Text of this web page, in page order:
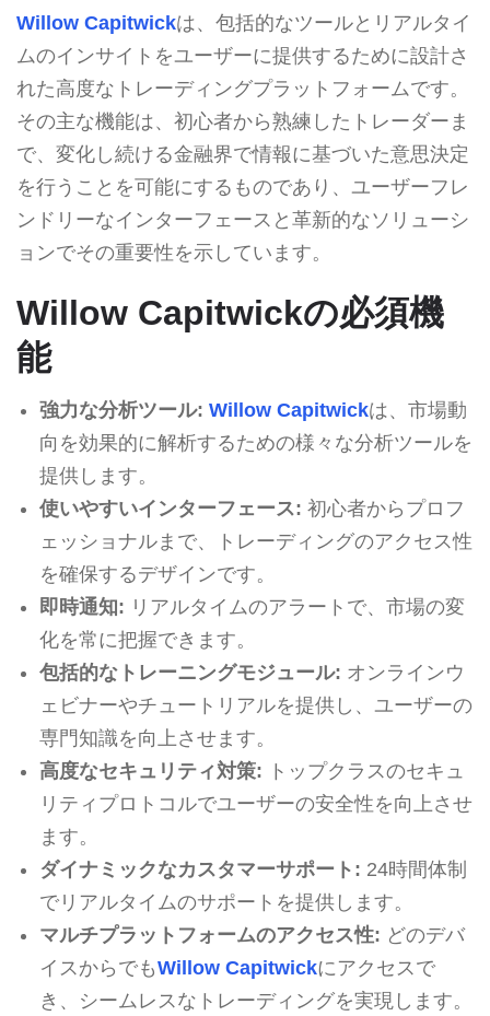
Willow Capitwickは、包括的なツールとリアルタイ
ムのインサイトをユーザーに提供するために設計さ
れた高度なトレーディングプラットフォームです。
その主な機能は、初心者から熟練したトレーダーま
で、変化し続ける金融界で情報に基づいた意思決定
を行うことを可能にするものであり、ユーザーフレ
ンドリーなインターフェースと革新的なソリューシ
ョンでその重要性を示しています。
Willow Capitwickの必須機
能
強力な分析ツール: Willow Capitwickは、市場動
向を効果的に解析するための様々な分析ツールを
提供します。
使いやすいインターフェース: 初心者からプロフ
ェッショナルまで、トレーディングのアクセス性
を確保するデザインです。
即時通知: リアルタイムのアラートで、市場の変
化を常に把握できます。
包括的なトレーニングモジュール: オンラインウ
ェビナーやチュートリアルを提供し、ユーザーの
専門知識を向上させます。
高度なセキュリティ対策: トップクラスのセキュ
リティプロトコルでユーザーの安全性を向上させ
ます。
ダイナミックなカスタマーサポート: 24時間体制
でリアルタイムのサポートを提供します。
マルチプラットフォームのアクセス性: どのデバ
イスからでもWillow Capitwickにアクセスで
き、シームレスなトレーディングを実現します。